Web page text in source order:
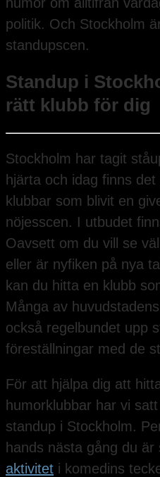
politik. Och Stockholm
standupscen.
Standup i
rätt klubb för dig
Stockholm har tagit
hjärta och idag finns
klubbar som blivit en
nöjesscen. I utbudet
Oavsett om du vill se
eller är nyfiken på nya
kan du hitta en klubb
Många av
också regelbundet upp
föreställningar med de
För att hjälpa dig att
humorklubbar har vi satt
standup i Stockholm.
hands nästa gång du är
aktivitet i komedins